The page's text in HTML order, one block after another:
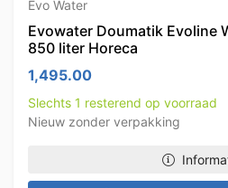
Evo Water
Evowater Doumatik Evoline
850 liter Horeca
1,495.00
Slechts 1 resterend op voorraad
Nieuw zonder verpakking